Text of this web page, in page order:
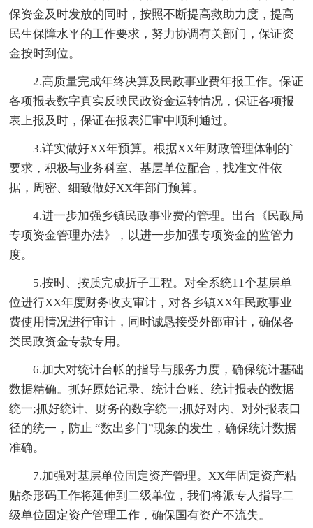
保资金及时发放的同时，按照不断提高救助力度，提高
民生保障水平的工作要求，努力协调有关部门，保证资
金按时到位。
2.高质量完成年终决算及民政事业费年报工作。保证
各项报表数字真实反映民政资金运转情况，保证各项报
表上报及时，保证在报表汇审中顺利通过。
3.详实做好XX年预算。根据XX年财政管理体制的`
要求，积极与业务科室、基层单位配合，找准文件依
据，周密、细致做好XX年部门预算。
4.进一步加强乡镇民政事业费的管理。出台《民政局
专项资金管理办法》，以进一步加强专项资金的监管力
度。
5.按时、按质完成折子工程。对全系统11个基层单
位进行XX年度财务收支审计，对各乡镇XX年民政事业
费使用情况进行审计，同时诚恳接受外部审计，确保各
类民政资金专款专用。
6.加大对统计台帐的指导与服务力度，确保统计基础
数据精确。抓好原始记录、统计台账、统计报表的数据
统一;抓好统计、财务的数字统一;抓好对内、对外报表口
径的统一，防止 “数出多门”现象的发生，确保统计数据
准确。
7.加强对基层单位固定资产管理。XX年固定资产粘
贴条形码工作将延伸到二级单位，我们将派专人指导二
级单位固定资产管理工作，确保国有资产不流失。